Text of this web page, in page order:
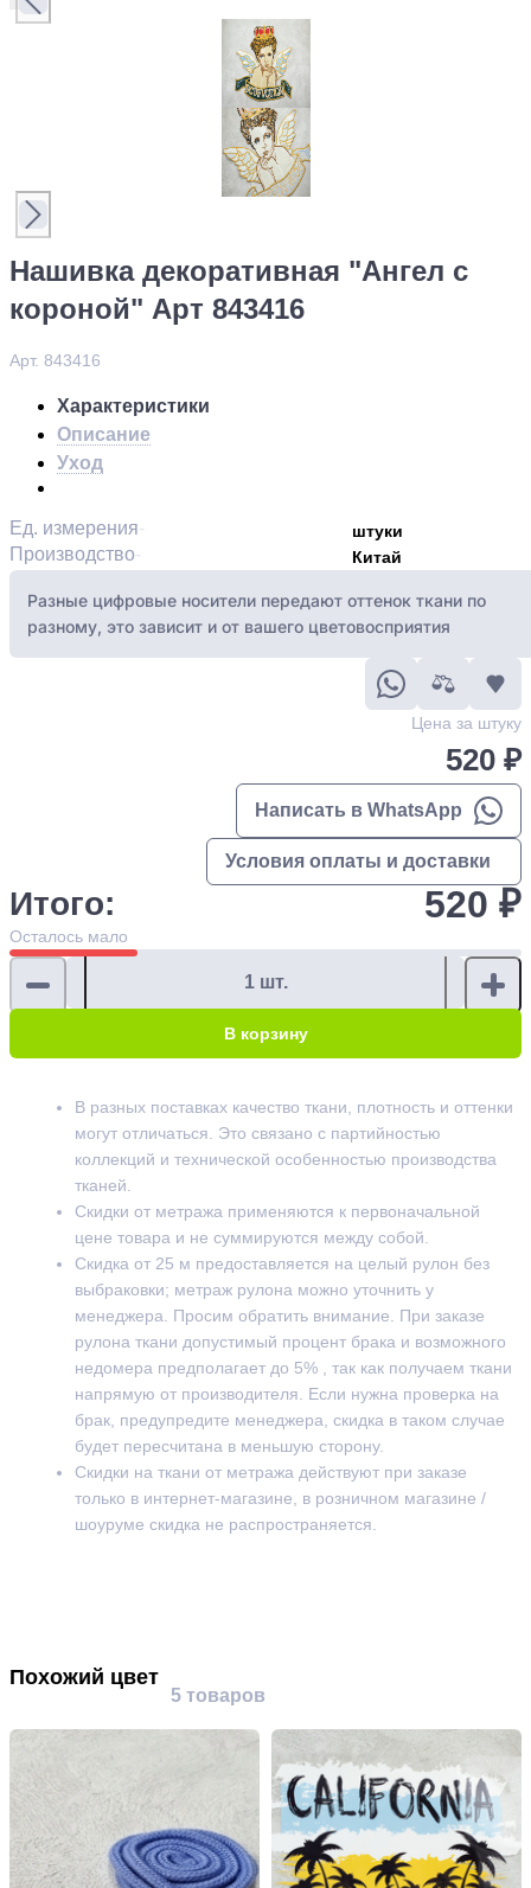
Нашивка декоративная "Ангел с
короной" Арт 843416
Арт. 843416
Характеристики
Описание
Уход
Ед. измерения штуки
Производство Китай
Разные цифровые носители передают оттенок ткани по
разному, это зависит и от вашего цветовосприятия
Цена за штуку
520 ₽
Написать в WhatsApp
Условия оплаты и доставки
Итого: 520 ₽
Осталось мало
В корзину
В разных поставках качество ткани, плотность и оттенки
могут отличаться. Это связано с партийностью
коллекций и технической особенностью производства
тканей.
Скидки от метража применяются к первоначальной
цене товара и не суммируются между собой.
Скидка от 25 м предоставляется на целый рулон без
выбраковки; метраж рулона можно уточнить у
менеджера. Просим обратить внимание. При заказе
рулона ткани допустимый процент брака и возможного
недомера предполагает до 5% , так как получаем ткани
напрямую от производителя. Если нужна проверка на
брак, предупредите менеджера, скидка в таком случае
будет пересчитана в меньшую сторону.
Скидки на ткани от метража действуют при заказе
только в интернет-магазине, в розничном магазине /
шоуруме скидка не распространяется.
Похожий цвет
5 товаров